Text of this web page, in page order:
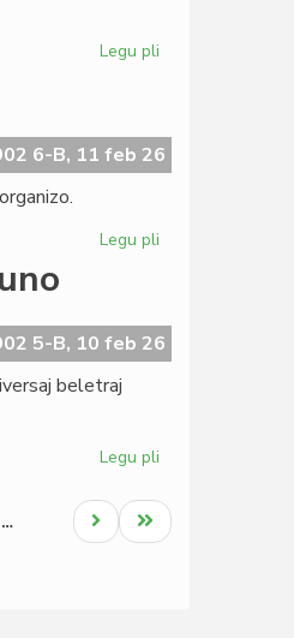
Legu pli
gracila,
sed
6-B, 11 feb 26
Legu pli
kerno
de
5-B, 10 feb 26
beletraj
Legu pli
literaturo
ĉe
…
Last
page
Next
page